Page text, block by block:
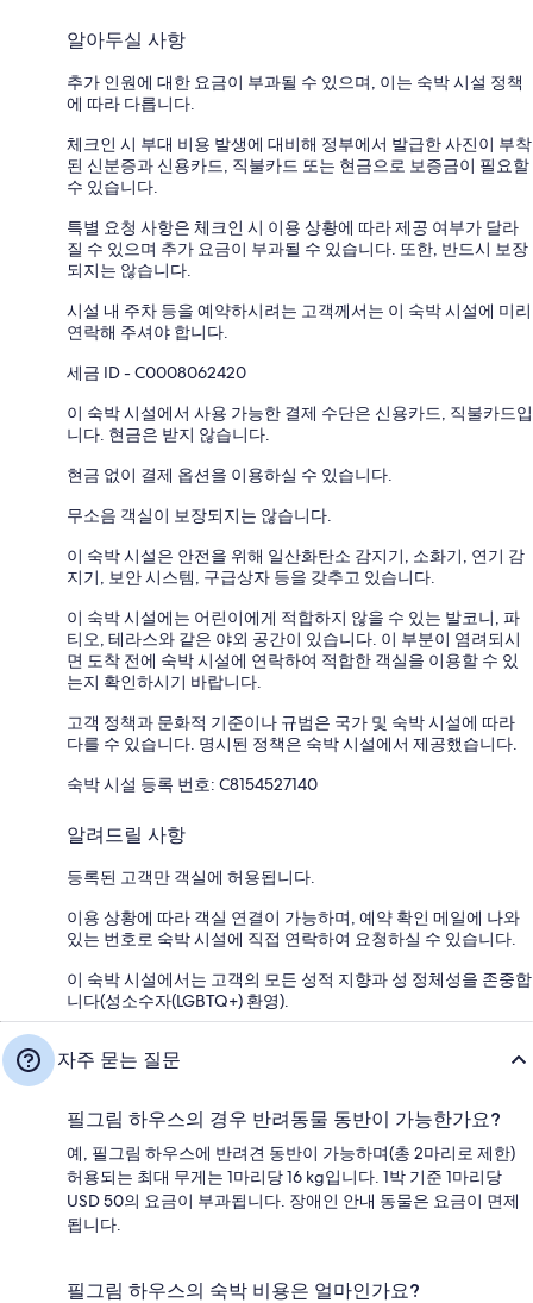
알아두실 사항
추가 인원에 대한 요금이 부과될 수 있으며, 이는 숙박 시설 정책
에 따라 다릅니다.
체크인 시 부대 비용 발생에 대비해 정부에서 발급한 사진이 부착
된 신분증과 신용카드, 직불카드 또는 현금으로 보증금이 필요할
수 있습니다.
특별 요청 사항은 체크인 시 이용 상황에 따라 제공 여부가 달라
질 수 있으며 추가 요금이 부과될 수 있습니다. 또한, 반드시 보장
되지는 않습니다.
시설 내 주차 등을 예약하시려는 고객께서는 이 숙박 시설에 미리
연락해 주셔야 합니다.
세금 ID - C0008062420
이 숙박 시설에서 사용 가능한 결제 수단은 신용카드, 직불카드입
니다. 현금은 받지 않습니다.
현금 없이 결제 옵션을 이용하실 수 있습니다.
무소음 객실이 보장되지는 않습니다.
이 숙박 시설은 안전을 위해 일산화탄소 감지기, 소화기, 연기 감
지기, 보안 시스템, 구급상자 등을 갖추고 있습니다.
이 숙박 시설에는 어린이에게 적합하지 않을 수 있는 발코니, 파
티오, 테라스와 같은 야외 공간이 있습니다. 이 부분이 염려되시
면 도착 전에 숙박 시설에 연락하여 적합한 객실을 이용할 수 있
는지 확인하시기 바랍니다.
고객 정책과 문화적 기준이나 규범은 국가 및 숙박 시설에 따라
다를 수 있습니다. 명시된 정책은 숙박 시설에서 제공했습니다.
숙박 시설 등록 번호: C8154527140
알려드릴 사항
등록된 고객만 객실에 허용됩니다.
이용 상황에 따라 객실 연결이 가능하며, 예약 확인 메일에 나와
있는 번호로 숙박 시설에 직접 연락하여 요청하실 수 있습니다.
이 숙박 시설에서는 고객의 모든 성적 지향과 성 정체성을 존중합
니다(성소수자(LGBTQ+) 환영).
자주 묻는 질문
필그림 하우스의 경우 반려동물 동반이 가능한가요?
예, 필그림 하우스에 반려견 동반이 가능하며(총 2마리로 제한)
허용되는 최대 무게는 1마리당 16 kg입니다. 1박 기준 1마리당
USD 50의 요금이 부과됩니다. 장애인 안내 동물은 요금이 면제
됩니다.
필그림 하우스의 숙박 비용은 얼마인가요?